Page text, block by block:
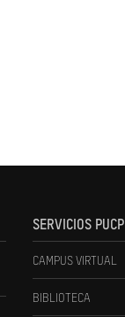
SERVICIOS PUCP
CAMPUS VIRTUAL
BIBLIOTECA